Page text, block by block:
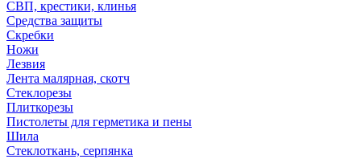
СВП, крестики, клинья
Средства защиты
Скребки
Ножи
Лезвия
Лента малярная, скотч
Стеклорезы
Плиткорезы
Пистолеты для герметика и пены
Шила
Стеклоткань, серпянка